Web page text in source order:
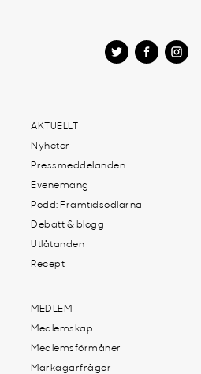
AKTUELLT
Nyheter
Pressmeddelanden
Evenemang
Podd: Framtidsodlarna
Debatt & blogg
Utlåtanden
Recept
MEDLEM
Medlemskap
Medlemsförmåner
Markägarfrågor